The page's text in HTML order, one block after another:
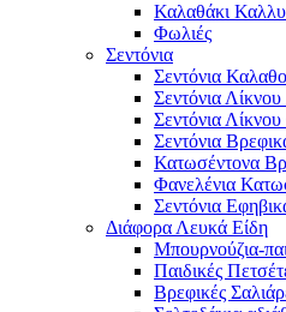
Καλαθάκι
Φωλιές
Σεντόνια
Σεντόνια
Σεντόνια
Σεντόνια
Σεντόνια
Κατωσέντονα
Φανελένια
Σεντόνια
Διάφορα Λευκά Είδη
Μπουρνούζια-
Παιδικές
Βρεφικές